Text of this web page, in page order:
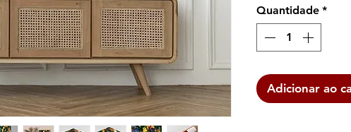
Quantidade *
Adicionar ao